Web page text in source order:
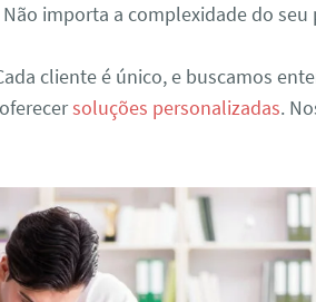
importa a complexidade do
cliente é único, e buscamos
soluções personalizadas.